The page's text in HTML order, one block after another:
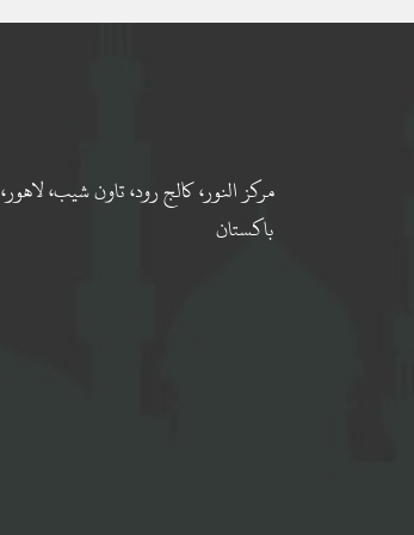
مركز النور، كالج رود، تاون شيب، لاهور،
باكستان